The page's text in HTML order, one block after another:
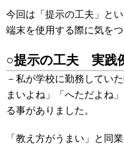
今回は「提示の工夫」と
端末を使用する際に気を
○提示の工夫 実践
－私が学校に勤務してい
まいよね」「へただよね
る事がありました。
「教え方がうまい」と同